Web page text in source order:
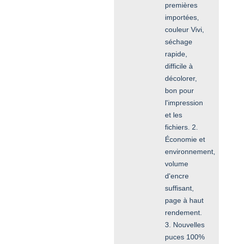
premières
importées,
couleur Vivi,
séchage
rapide,
difficile à
décolorer,
bon pour
l'impression
et les
fichiers. 2.
Économie et
environnement,
volume
d'encre
suffisant,
page à haut
rendement.
3. Nouvelles
puces 100%